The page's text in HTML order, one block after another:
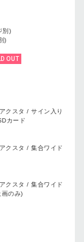
別)
)
OUT
クスタ / サイン入り
カード
クスタ / 集合ワイド
クスタ / 集合ワイド
のみ)